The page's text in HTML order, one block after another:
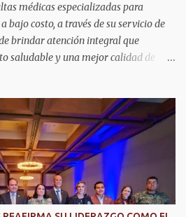
médicas especializadas para
bajo costo, a través de su servicio de
brindar atención integral que
saludable y una mejor calidad de
el diagnóstico y tratamiento
en las personas mayores de 60
deterioro cognitivo y
"Nuestros adultos mayores
y merecen todo nuestro respeto,
eso, en el DIF Estatal impulsamos
su salud y a vivir esta etapa con